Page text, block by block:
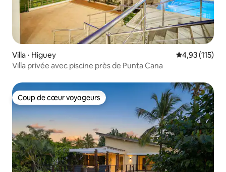
Villa ⋅ Higuey Évaluation
4,93 (115)
Villa privée avec piscine près de Punta Cana
Coup de cœur voyageurs
Coup de cœur voyageurs